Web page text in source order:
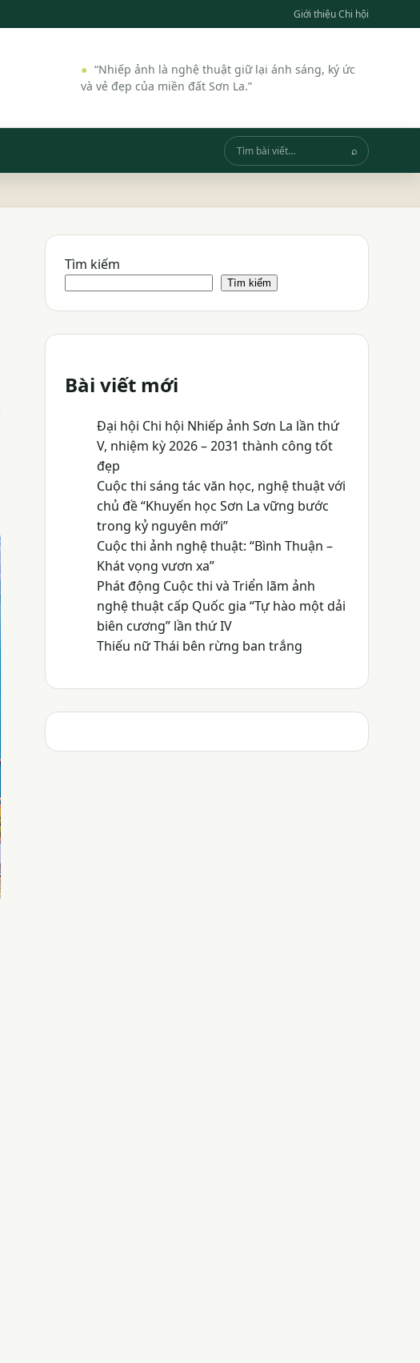
Giới thiệu Chi hội
“Nhiếp ảnh là nghệ thuật giữ lại ánh sáng, ký ức
và vẻ đẹp của miền đất Sơn La.”
Tìm
kiếm
⌕
Tìm kiếm
Tìm kiếm
Bài viết mới
Đại hội Chi hội Nhiếp ảnh Sơn La lần thứ
V, nhiệm kỳ 2026 – 2031 thành công tốt
đẹp
Cuộc thi sáng tác văn học, nghệ thuật với
chủ đề “Khuyến học Sơn La vững bước
trong kỷ nguyên mới”
Cuộc thi ảnh nghệ thuật: “Bình Thuận –
Khát vọng vươn xa”
Phát động Cuộc thi và Triển lãm ảnh
nghệ thuật cấp Quốc gia “Tự hào một dải
biên cương” lần thứ IV
Thiếu nữ Thái bên rừng ban trắng